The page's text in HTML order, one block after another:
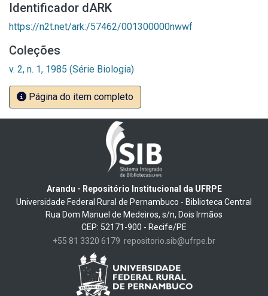
Identificador dARK
https://n2t.net/ark:/57462/001300000nwwf
Coleções
v. 2, n. 1, 1985 (Série Biologia)
Página do item completo
Arandu - Repositório Institucional da UFRPE
Universidade Federal Rural de Pernambuco - Biblioteca Central
Rua Dom Manuel de Medeiros, s/n, Dois Irmãos
CEP: 52171-900 - Recife/PE
+55 81 3320 6179 repositorio.sib@ufrpe.br